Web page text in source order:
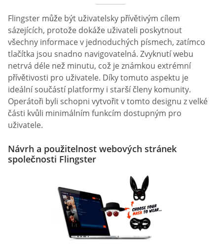
Flingster může být uživatelsky přívětivým cílem
sázejících, protože dokáže uživateli poskytnout
všechny informace v jednoduchých písmech, zatímco
tlačítka jsou snadno navigovatelná. Zvyknutí webu
netrvá déle než minutu, což je známkou extrémní
přívětivosti pro uživatele. Díky tomuto aspektu je
ideální součástí platformy i starší členy komunity.
Operátoři byli schopni vytvořit v tomto designu z velké
části kvůli minimálním funkcím dostupným pro
uživatele.
Návrh a použitelnost webových stránek
společnosti Flingster